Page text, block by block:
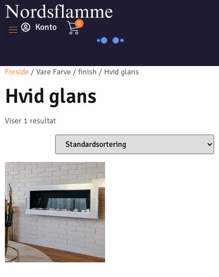
Konto 0
Forside / Vare Farve / finish / Hvid glans
Hvid glans
Viser 1 resultat